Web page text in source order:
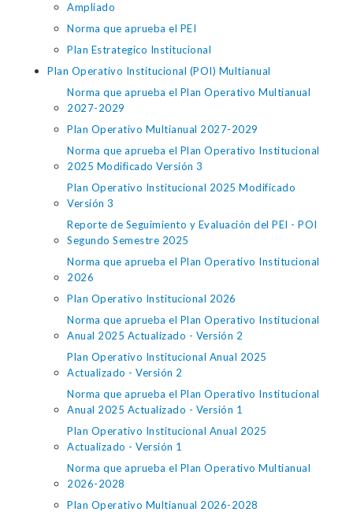
Ampliado
Norma que aprueba el PEI
Plan Estrategico Institucional
Plan Operativo Institucional (POI) Multianual
Norma que aprueba el Plan Operativo Multianual
2027-2029
Plan Operativo Multianual 2027-2029
Norma que aprueba el Plan Operativo Institucional
2025 Modificado Versión 3
Plan Operativo Institucional 2025 Modificado
Versión 3
Reporte de Seguimiento y Evaluación del PEI - POI
Segundo Semestre 2025
Norma que aprueba el Plan Operativo Institucional
2026
Plan Operativo Institucional 2026
Norma que aprueba el Plan Operativo Institucional
Anual 2025 Actualizado - Versión 2
Plan Operativo Institucional Anual 2025
Actualizado - Versión 2
Norma que aprueba el Plan Operativo Institucional
Anual 2025 Actualizado - Versión 1
Plan Operativo Institucional Anual 2025
Actualizado - Versión 1
Norma que aprueba el Plan Operativo Multianual
2026-2028
Plan Operativo Multianual 2026-2028